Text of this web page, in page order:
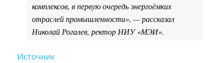
комплексов, в первую очередь энергоёмких
отраслей промышленности», — рассказал
Николай Рогалев, ректор НИУ «МЭИ».
Источник